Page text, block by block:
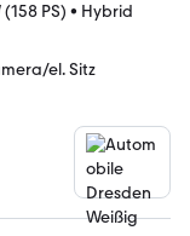
(158 PS) • Hybrid
el. Sitz